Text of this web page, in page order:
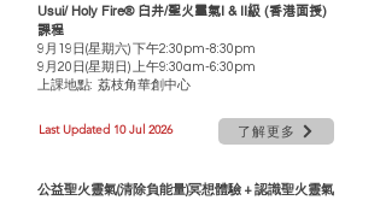
Usui/ Holy Fire® 臼井/聖火靈氣I & II級 (香港面授)
課程
9月19日(星期六) 下午2:30pm-8:30pm
9月20日(星期日) 上午9:30am-6:30pm
上課地點: 荔枝角華創中心
Last Updated 10 Jul 2026 了解更多
公益聖火靈氣(清除負能量)冥想體驗 + 認識聖火靈氣